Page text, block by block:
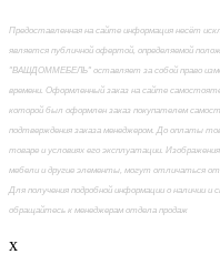
Предоставленная на сайте информация несёт
является публичной офертой, определяемой
"ВАШДОММЕБЕЛЬ" оставляет за собой право
времени. Оформленный заказ на сайте
которой был оформлен заказ покупателем
подтверждения заказа менеджером. До оплаты
товаре и условиях его эксплуатации.
мебели и другие элементы, могут отличаться от
Для получения подробной информации о наличии
обращайтесь к менеджерам отдела продаж
x